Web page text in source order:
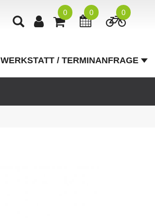
0 0 0
WERKSTATT / TERMINANFRAGE